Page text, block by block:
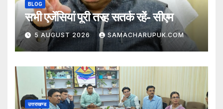
BLOG
सभी एजेंसियां पूरी तरह सतर्क रहें- सीएम
5 AUGUST 2026 SAMACHARUPUK.COM
उत्तराखण्ड